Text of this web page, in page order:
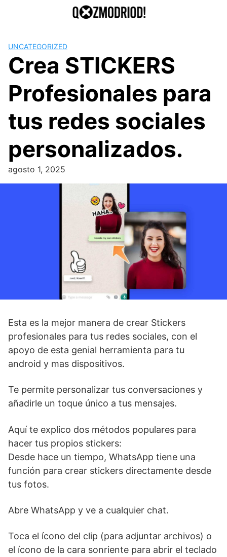
UNCATEGORIZED
Crea STICKERS
Profesionales para
tus redes sociales
personalizados.
agosto 1, 2025
Esta es la mejor manera de crear Stickers
profesionales para tus redes sociales, con el
apoyo de esta genial herramienta para tu
android y mas dispositivos.
Te permite personalizar tus conversaciones y
añadirle un toque único a tus mensajes.
Aquí te explico dos métodos populares para
hacer tus propios stickers:
Desde hace un tiempo, WhatsApp tiene una
función para crear stickers directamente desde
tus fotos.
Abre WhatsApp y ve a cualquier chat.
Toca el ícono del clip (para adjuntar archivos) o
el ícono de la cara sonriente para abrir el teclado